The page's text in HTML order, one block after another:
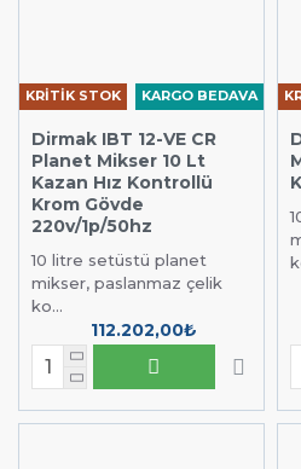
KARGO BEDAVA
KRİTİK STOK
Dirmak IBT 12-VE CR
Planet Mikser 10 Lt
Kazan Hız Kontrollü
Krom Gövde
220v/1p/50hz
10 litre setüstü planet
mikser, paslanmaz çelik
ko...
112.202,00₺